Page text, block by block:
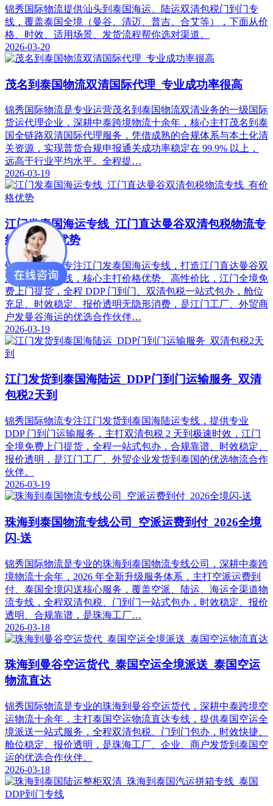
锦秀国际物流提供汕头到泰国海运、陆运双清包税门到门专
线，覆盖泰国全境（曼谷、清迈、普吉、合艾等），下面从价
格、时效、适用场景、发货流程帮你选对渠道。
2026-03-20
茂名到泰国物流双清国际代理_专业成功率很高
锦秀国际物流是专业运营茂名到泰国物流双清业务的一级国际
货运代理企业，深耕中泰跨境物流十余年，核心主打茂名到泰
国全链路双清国际代理服务，凭借成熟的合规体系与本土化清
关资源，实现普货合规申报通关成功率稳定在 99.9% 以上，
远高于行业平均水平。全程提…
2026-03-19
江门发泰国海运专线_江门直达曼谷双清包税物流专
线_有价格优势
锦秀国际物流专注江门发泰国海运专线，打造江门直达曼谷双
清包税物流专线，核心主打价格优势、高性价比，江门全境免
费上门提货，全程 DDP 门到门、双清包税一站式包办，舱位
充足、时效稳定、报价透明无隐形消费，是江门工厂、外贸商
户发曼谷海运的优选合作伙伴…
2026-03-19
江门发货到泰国海陆运_DDP门到门运输服务_双清
包税2天到
锦秀国际物流专注江门发货到泰国海陆运专线，提供专业
DDP 门到门运输服务，主打双清包税 2 天到极速时效，江门
全境免费上门提货，全程一站式包办，合规靠谱、时效稳定、
报价透明，是江门工厂、外贸企业发货到泰国的优选物流合作
伙伴。
2026-03-19
珠海到泰国物流专线公司_空派运费到付_2026全境
闪-送
锦秀国际物流是专业的珠海到泰国物流专线公司，深耕中泰跨
境物流十余年，2026 年全新升级服务体系，主打空派运费到
付、泰国全境闪送核心服务，覆盖空派、陆运、海运全渠道物
流专线，全程双清包税、门到门一站式包办，时效稳定、报价
透明、合规靠谱，是珠海工厂…
2026-03-18
珠海到曼谷空运货代_泰国空运全境派送_泰国空运
物流直达
锦秀国际物流是专业的珠海到曼谷空运货代，深耕中泰跨境空
运物流十余年，主打泰国空运物流直达专线，提供泰国空运全
境派送一站式服务，全程双清包税、门到门包办，时效快捷、
舱位稳定、报价透明，是珠海工厂、企业、商户发货到泰国空
运的优选合作伙伴。
2026-03-18